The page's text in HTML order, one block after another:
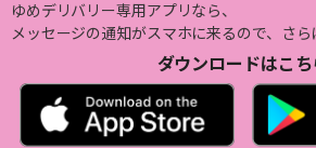
ゆめデリバリー専用アプリなら、
メッセージの通知がスマホに来るので、さら
ダウンロードはこち